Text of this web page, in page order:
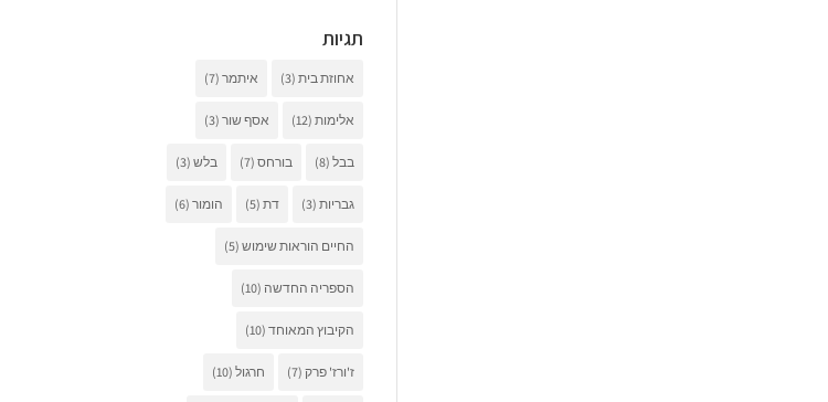
תגיות
אחוזת בית (3) איתמר (7)
אלימות (12) אסף שור (3)
בבל (8) בורחס (7) בלש (3)
גבריות (3) דת (5) הומור (6)
החיים הוראות שימוש (5)
הספריה החדשה (10)
הקיבוץ המאוחד (10)
ז'ורז' פרק (7) חרגול (10)